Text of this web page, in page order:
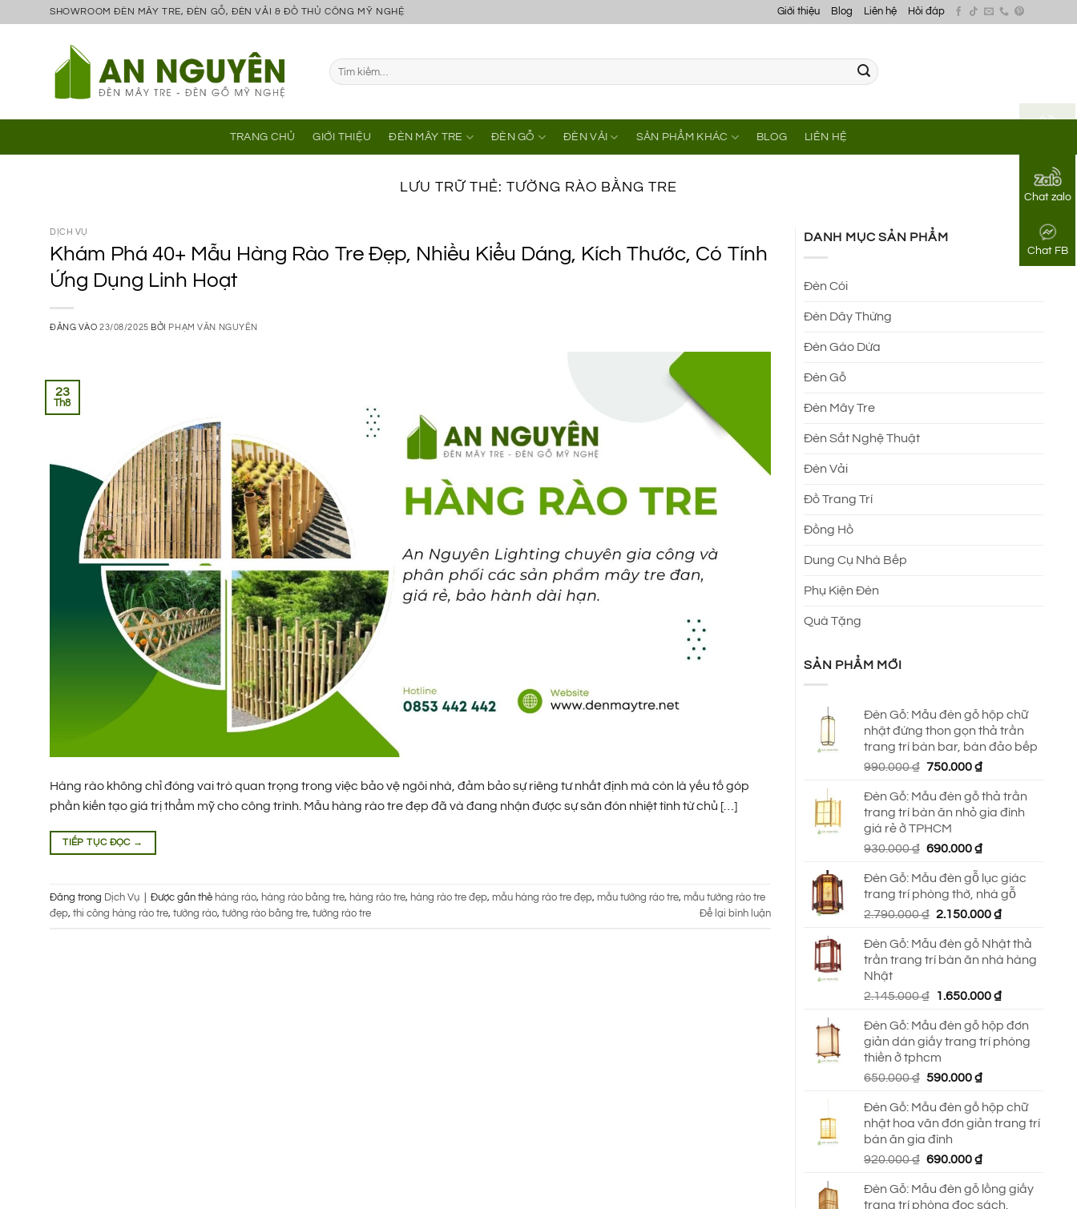
Chat zalo
Chat FB
SHOWROOM ĐÈN MÂY TRE, ĐÈN GỖ, ĐÈN VẢI & ĐỒ THỦ CÔNG MỸ NGHỆ Giới thiệu Blog Liên hệ Hỏi đáp
Tìm
kiếm:
TRANG CHỦ GIỚI THIỆU ĐÈN MÂY TRE ĐÈN GỖ ĐÈN VẢI SẢN PHẨM KHÁC BLOG LIÊN HỆ
LƯU TRỮ THẺ:TƯỜNG RÀO BẰNG TRE
DỊCH VỤ
Khám Phá 40+ Mẫu Hàng Rào Tre Đẹp, Nhiều Kiểu Dáng, Kích Thước, Có Tính
Ứng Dụng Linh Hoạt
ĐĂNG VÀO23/08/2025 BỞI PHẠM VĂN NGUYÊN
23
Th8
Hàng rào không chỉ đóng vai trò quan trọng trong việc bảo vệ ngôi nhà, đảm bảo sự riêng tư nhất định mà còn là yếu tố góp
phần kiến tạo giá trị thẩm mỹ cho công trình. Mẫu hàng rào tre đẹp đã và đang nhận được sự săn đón nhiệt tình từ chủ […]
TIẾP TỤC ĐỌC →
Đăng trong Dịch Vụ Được gắn thẻ hàng rào, hàng rào bằng tre, hàng rào tre, hàng rào tre đẹp, mẫu hàng rào tre đẹp, mẫu tường rào tre, mẫu tường rào tre
đẹp, thi công hàng rào tre, tường rào, tường rào bằng tre, tường rào tre Để lại bình luận
DANH MỤC SẢN PHẨM
Đèn Cói
Đèn Dây Thừng
Đèn Gáo Dừa
Đèn Gỗ
Đèn Mây Tre
Đèn Sắt Nghệ Thuật
Đèn Vải
Đồ Trang Trí
Đồng Hồ
Dung Cụ Nhà Bếp
Phụ Kiện Đèn
Quà Tặng
SẢN PHẨM MỚI
Đèn Gỗ: Mẫu đèn gỗ hộp chữ
nhật đứng thon gọn thả trần
trang trí bàn bar, bàn đảo bếp
990.000₫ Giá
là:
990.000 ₫.
750.000₫Giá
tại
là:
Đèn Gỗ: Mẫu đèn gỗ thả trần
trang trí bàn ăn nhỏ gia đình
giá rẻ ở TPHCM
930.000₫ Giá
là:
930.000 ₫.
690.000₫Giá
tại
là:
690.000 ₫.
Đèn Gỗ: Mẫu đèn gỗ lục giác
trang trí phòng thờ, nhà gỗ
2.790.000₫ Giá
là:
2.790.000 ₫.
2.150.000₫Giá
tại
là:
Đèn Gỗ: Mẫu đèn gỗ Nhật thả
trần trang trí bàn ăn nhà hàng
Nhật
2.145.000₫
Giá
là:
2.145.000 ₫.
1.650.000₫Giá
tại
là:
Đèn Gỗ: Mẫu đèn gỗ hộp đơn
giản dán giấy trang trí phòng
thiền ở tphcm
650.000₫ Giá
là:
650.000 ₫.
590.000₫Giá
tại
là:
Đèn Gỗ: Mẫu đèn gỗ hộp chữ
nhật hoa văn đơn giản trang trí
bàn ăn gia đình
920.000₫ Giá
là:
690.000₫Giá
tại
Đèn Gỗ: Mẫu đèn gỗ lồng giấy
trang trí phòng đọc sách,